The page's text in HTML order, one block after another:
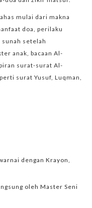
mulai dari makna
doa, perilaku
setelah
anak, bacaan Al-
surat-surat Al-
surat Yusuf, Luqman,
dengan Krayon,
oleh Master Seni